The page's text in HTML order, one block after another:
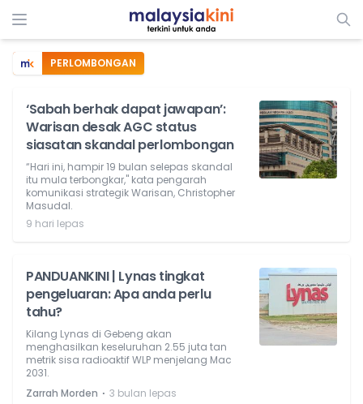
PERLOMBONGAN
‘Sabah berhak dapat jawapan’:
Warisan desak AGC status
siasatan skandal perlombongan
“Hari ini, hampir 19 bulan selepas skandal
itu mula terbongkar," kata pengarah
komunikasi strategik Warisan, Christopher
Masudal.
9 hari lepas
PANDUANKINI | Lynas tingkat
pengeluaran: Apa anda perlu
tahu?
Kilang Lynas di Gebeng akan
menghasilkan keseluruhan 2.55 juta tan
metrik sisa radioaktif WLP menjelang Mac
2031.
Zarrah Morden ⋅ 3 bulan lepas